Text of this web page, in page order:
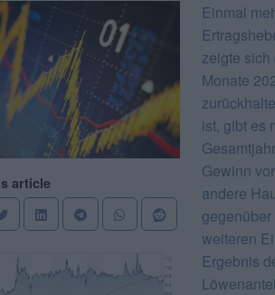
article
Einmal
zeigte sich
Monate
ist, gibt es
Gewinn
andere
weiteren
Ergebnis